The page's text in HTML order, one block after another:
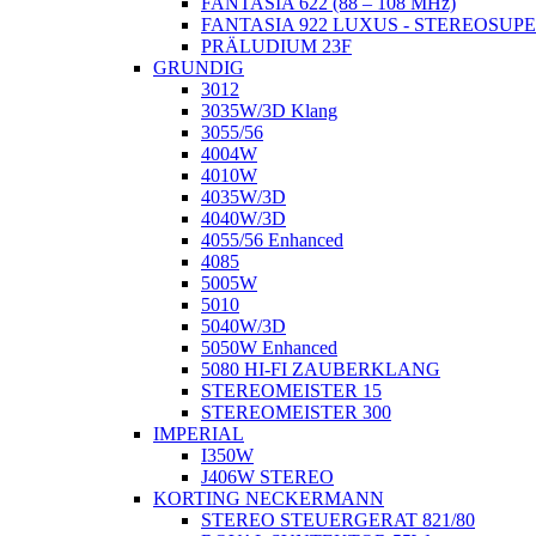
FANTASIA 922 LUXUS -
PRÄLUDIUM 23F
GRUNDIG
3012
3035W/3D Klang
3055/56
4004W
4010W
4035W/3D
4040W/3D
4055/56 Enhanced
4085
5005W
5010
5040W/3D
5050W Enhanced
5080 HI-FI ZAUBERKLANG
STEREOMEISTER 15
STEREOMEISTER 300
IMPERIAL
I350W
J406W STEREO
KORTING NECKERMANN
STEREO STEUERGERAT 821/80